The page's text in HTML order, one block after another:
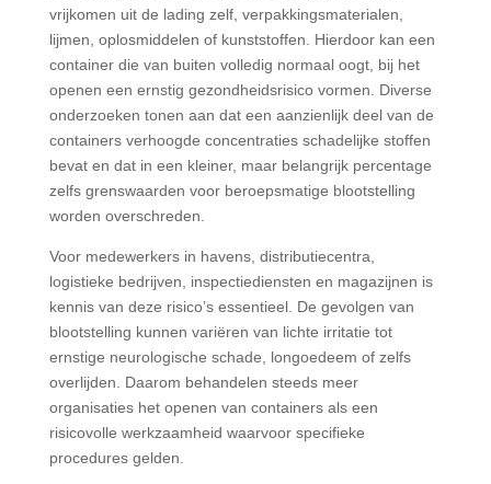
vrijkomen uit de lading zelf, verpakkingsmaterialen,
lijmen, oplosmiddelen of kunststoffen. Hierdoor kan een
container die van buiten volledig normaal oogt, bij het
openen een ernstig gezondheidsrisico vormen. Diverse
onderzoeken tonen aan dat een aanzienlijk deel van de
containers verhoogde concentraties schadelijke stoffen
bevat en dat in een kleiner, maar belangrijk percentage
zelfs grenswaarden voor beroepsmatige blootstelling
worden overschreden.
Voor medewerkers in havens, distributiecentra,
logistieke bedrijven, inspectiediensten en magazijnen is
kennis van deze risico’s essentieel. De gevolgen van
blootstelling kunnen variëren van lichte irritatie tot
ernstige neurologische schade, longoedeem of zelfs
overlijden. Daarom behandelen steeds meer
organisaties het openen van containers als een
risicovolle werkzaamheid waarvoor specifieke
procedures gelden.